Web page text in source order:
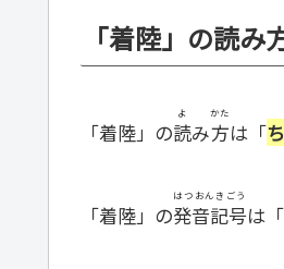
「着陸」の読み
「着陸」の読
よ
み方
かた
は「
「着陸」の発音記号
はつおんきごう
は「